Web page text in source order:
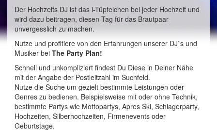
Der Hochzeits DJ ist das i-Tüpfelchen bei jeder Hochzeit und
wird dazu beitragen, diesen Tag für das Brautpaar
unvergesslich zu machen.
Nutze und profitiere von den Erfahrungen unserer DJ`s und
Musiker bei The Party Plan!
Schnell und unkompliziert findest Du Diese in Deiner Nähe
mit der Angabe der Postleitzahl im Suchfeld.
Nutze die Suche um gezielt bestimmte Leistungen oder
Genres zu bedienen. Beispielsweise mit oder ohne Technik,
bestimmte Partys wie Mottopartys, Apres Ski, Schlagerparty,
Hochzeiten, Silberhochzeiten, Firmenevents oder
Geburtstage.